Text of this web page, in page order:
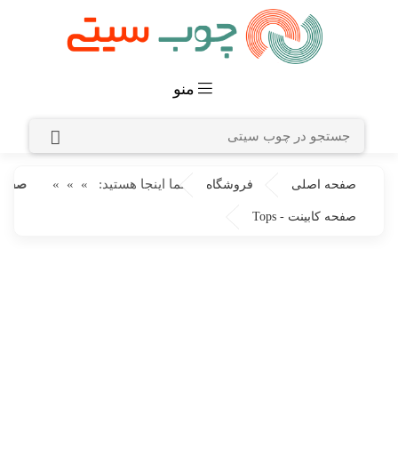
منو
شما اینجا هستید: صفحه اصلی » فروشگاه »
صفحه کابینت - Tops
» صفحه